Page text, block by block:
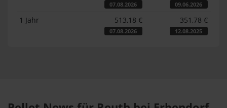
07.08.2026 09.06.2026
1 Jahr 513,18 €
07.08.2026
351,78 €
12.08.2025